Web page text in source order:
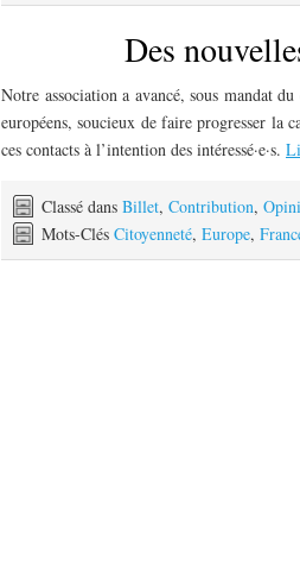
Des
Notre association a avancé, sous mandat
européens, soucieux de faire progresser la
ces contacts à l’intention des intéressé·e·s.
Classé dans Billet, Contribution,
Mots-Clés Citoyenneté, Europe,